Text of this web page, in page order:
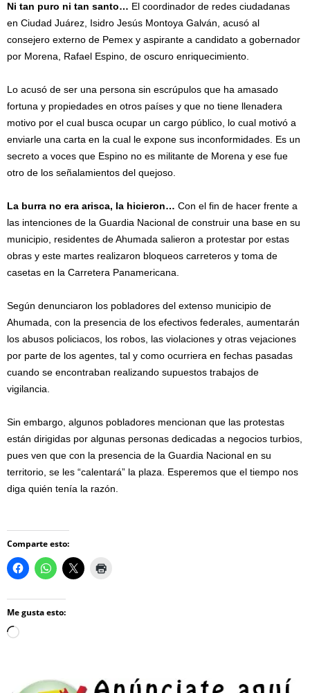
Ni tan puro ni tan santo… El coordinador de redes ciudadanas
en Ciudad Juárez, Isidro Jesús Montoya Galván, acusó al
consejero externo de Pemex y aspirante a candidato a gobernador
por Morena, Rafael Espino, de oscuro enriquecimiento.
Lo acusó de ser una persona sin escrúpulos que ha amasado
fortuna y propiedades en otros países y que no tiene llenadera
motivo por el cual busca ocupar un cargo público, lo cual motivó a
enviarle una carta en la cual le expone sus inconformidades. Es un
secreto a voces que Espino no es militante de Morena y ese fue
otro de los señalamientos del quejoso.
La burra no era arisca, la hicieron… Con el fin de hacer frente a
las intenciones de la Guardia Nacional de construir una base en su
municipio, residentes de Ahumada salieron a protestar por estas
obras y este martes realizaron bloqueos carreteros y toma de
casetas en la Carretera Panamericana.
Según denunciaron los pobladores del extenso municipio de
Ahumada, con la presencia de los efectivos federales, aumentarán
los abusos policiacos, los robos, las violaciones y otras vejaciones
por parte de los agentes, tal y como ocurriera en fechas pasadas
cuando se encontraban realizando supuestos trabajos de
vigilancia.
Sin embargo, algunos pobladores mencionan que las protestas
están dirigidas por algunas personas dedicadas a negocios turbios,
pues ven que con la presencia de la Guardia Nacional en su
territorio, se les “calentará” la plaza. Esperemos que el tiempo nos
diga quién tenía la razón.
Comparte esto:
Me gusta esto:
Loading…